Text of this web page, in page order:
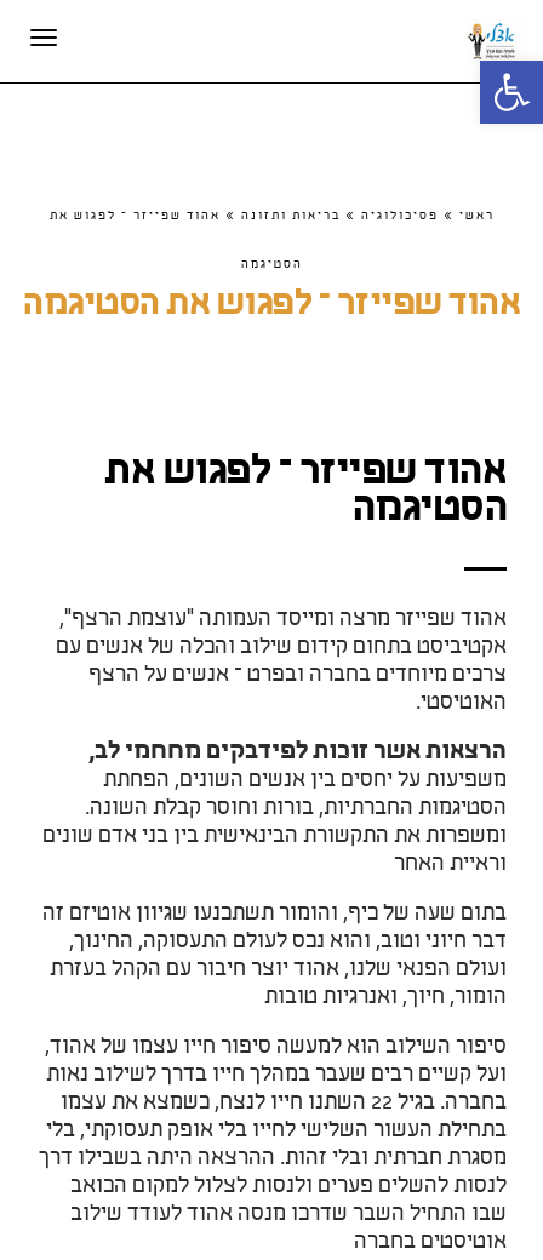
פתח סרגל נגישות
ראשי » פסיכולוגיה » בריאות ותזונה » אהוד שפייזר – לפגוש את
הסטיגמה
אהוד שפייזר – לפגוש את הסטיגמה
אהוד שפייזר – לפגוש את
הסטיגמה
אהוד שפייזר מרצה ומייסד העמותה "עוצמת הרצף",
אקטיביסט בתחום קידום שילוב והכלה של אנשים עם
צרכים מיוחדים בחברה ובפרט – אנשים על הרצף
האוטיסטי.
הרצאות אשר זוכות לפידבקים מחחמי לב,
משפיעות על יחסים בין אנשים השונים, הפחתת
הסטיגמות החברתיות, בורות וחוסר קבלת השונה.
ומשפרות את התקשורת הבינאישית בין בני אדם שונים
וראיית האחר
בתום שעה של כיף, והומור תשתכנעו שגיוון אוטיזם זה
דבר חיוני וטוב, והוא נכס לעולם התעסוקה, החינוך,
ועולם הפנאי שלנו, אהוד יוצר חיבור עם הקהל בעזרת
הומור, חיוך, ואנרגיות טובות
סיפור השילוב הוא למעשה סיפור חייו עצמו של אהוד,
ועל קשיים רבים שעבר במהלך חייו בדרך לשילוב נאות
בחברה. בגיל 22 השתנו חייו לנצח, כשמצא את עצמו
בתחילת העשור השלישי לחייו בלי אופק תעסוקתי, בלי
מסגרת חברתית ובלי זהות. ההרצאה היתה בשבילו דרך
לנסות להשלים פערים ולנסות לצלול למקום הכואב
שבו התחיל השבר שדרכו מנסה אהוד לעודד שילוב
אוטיסטים בחברה